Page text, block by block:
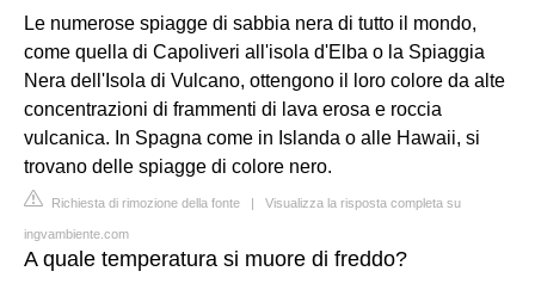
Le numerose spiagge di sabbia nera di tutto il mondo,
come quella di Capoliveri all'isola d'Elba o la Spiaggia
Nera dell'Isola di Vulcano, ottengono il loro colore da alte
concentrazioni di frammenti di lava erosa e roccia
vulcanica. In Spagna come in Islanda o alle Hawaii, si
trovano delle spiagge di colore nero.
Richiesta di rimozione della fonte | Visualizza la risposta completa su
ingvambiente.com
A quale temperatura si muore di freddo?